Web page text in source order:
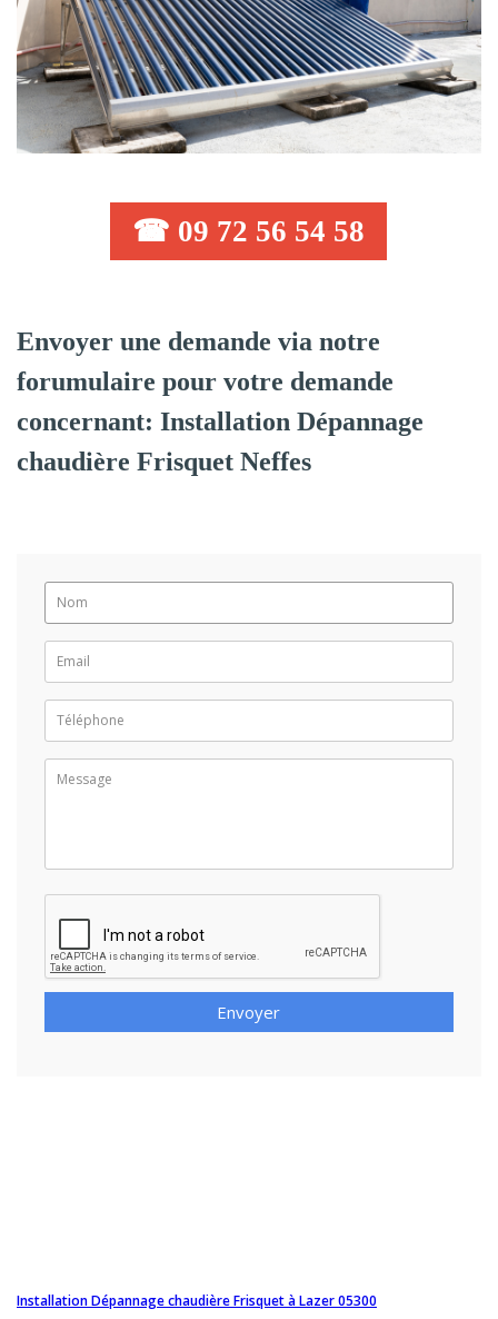
☎ 09 72 56 54 58
Envoyer une demande via notre
forumulaire pour votre demande
concernant: Installation Dépannage
chaudière Frisquet Neffes
Envoyer
Installation Dépannage chaudière Frisquet à Lazer 05300